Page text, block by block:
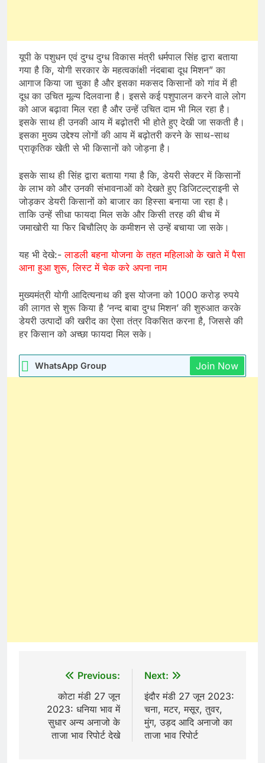
यूपी के पशुधन एवं दुग्ध दुग्ध विकास मंत्री धर्मपाल सिंह द्वारा बताया
गया है कि, योगी सरकार के महत्वकांक्षी नंदबाबा दूध मिशन” का
आगाज किया जा चुका है और इसका मकसद किसानों को गांव में ही
दूध का उचित मूल्य दिलवाना है। इससे कई पशुपालन करने वाले लोग
को आज बढ़ावा मिल रहा है और उन्हें उचित दाम भी मिल रहा है।
इसके साथ ही उनकी आय में बढ़ोतरी भी होते हुए देखी जा सकती है।
इसका मुख्य उद्देश्य लोगों की आय में बढ़ोतरी करने के साथ-साथ
प्राकृतिक खेती से भी किसानों को जोड़ना है।
इसके साथ ही सिंह द्वारा बताया गया है कि, डेयरी सेक्टर में किसानों
के लाभ को और उनकी संभावनाओं को देखते हुए डिजिटल्ट्राइनी से
जोड़कर डेयरी किसानों को बाजार का हिस्सा बनाया जा रहा है।
ताकि उन्हें सीधा फायदा मिल सके और किसी तरह की बीच में
जमाखोरी या फिर बिचौलिए के कमीशन से उन्हें बचाया जा सके।
यह भी देखे:-लाडली बहना योजना के तहत महिलाओ के खाते में पैसा
आना हुआ शुरू, लिस्ट में चेक करे अपना नाम
मुख्यमंत्री योगी आदित्यनाथ की इस योजना को 1000 करोड़ रुपये
की लागत से शुरू किया है ‘नन्द बाबा दुग्ध मिशन’ की शुरुआत करके
डेयरी उत्पादों की खरीद का ऐसा तंत्र विकसित करना है, जिससे की
हर किसान को अच्छा फायदा मिल सके।
WhatsApp Group Join Now
navigation
Previous:
कोटा मंडी 27 जून
2023: धनिया भाव में
सुधार अन्य अनाजो के
ताजा भाव रिपोर्ट देखे
Next:
इंदौर मंडी 27 जून 2023:
चना, मटर, मसूर, तुवर,
मुंग, उड़द आदि अनाजो का
ताजा भाव रिपोर्ट